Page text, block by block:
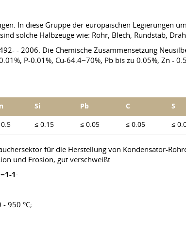
In diese Gruppe der europäischen Legierungen
solche Halbzeuge wie: Rohr, Blech, Rundstab,
- 2006. Die Chemische Zusammensetzung
P-0.01%, Cu-64.4−70%, Pb bis zu 0.05%, Zn -
Si Pb C S
≤ 0.15 ≤ 0.05 ≤ 0.05 ≤
für die Herstellung von Kondensator-
und Erosion, gut verschweißt.
1:
950 °C;